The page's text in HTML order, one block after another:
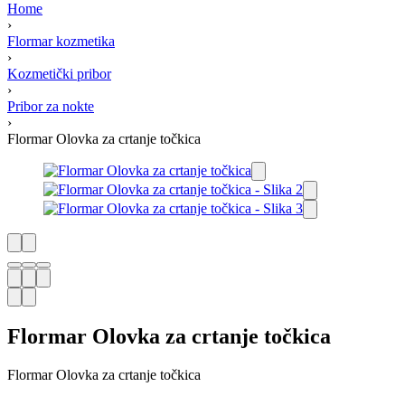
Home
›
Flormar kozmetika
›
Kozmetički pribor
›
Pribor za nokte
›
Flormar Olovka za crtanje točkica
Flormar Olovka za crtanje točkica
Flormar Olovka za crtanje točkica